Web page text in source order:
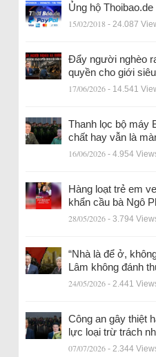
Ủng hộ Thoibao.de
15/02/2018 - 24.087
Đẩy người nghèo
quyền cho giới
17/06/2026 - 14.541
Thanh lọc bộ máy
chất hay vẫn là
16/06/2026 - 4.954
Hàng loạt trẻ em
khẩn cầu bà Ngô
28/05/2026 - 3.794
“Nhà là để ở,
Lâm không đánh
24/05/2026 - 2.441
Công an gây thiệt
lực loại trừ trách
07/07/2026 - 2.344